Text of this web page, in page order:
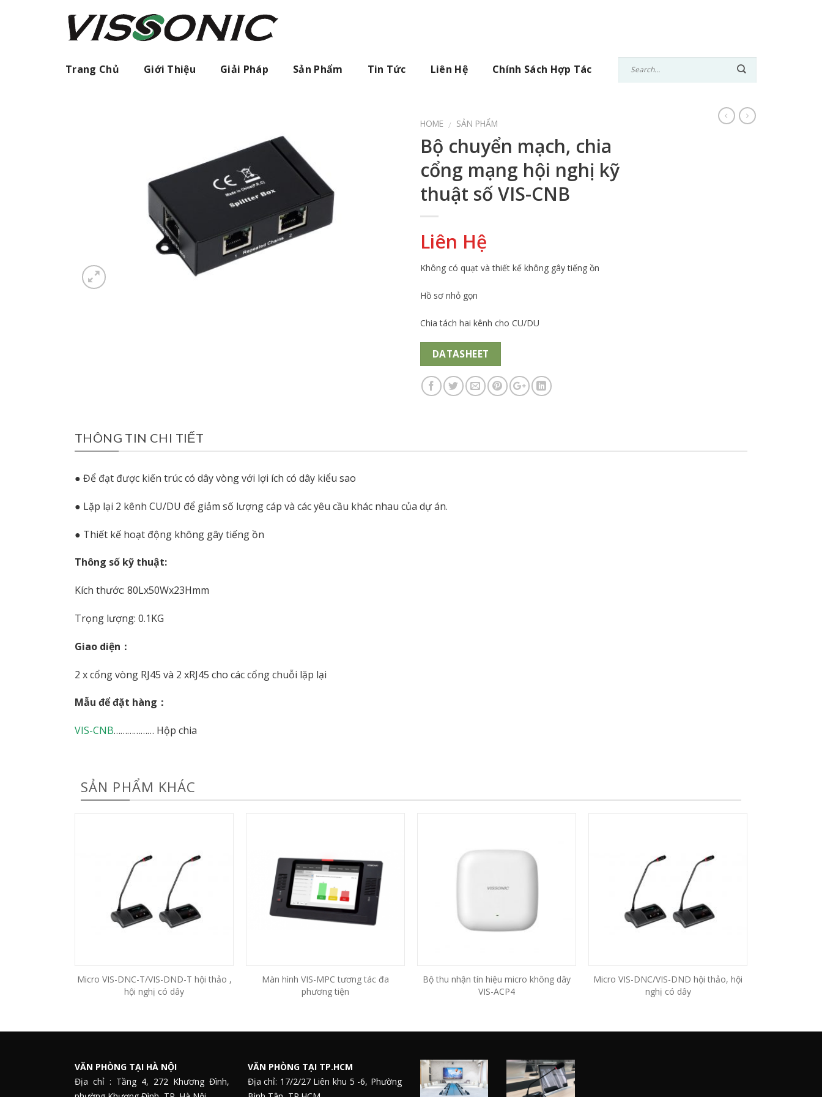
Trang Chủ Giới Thiệu Giải Pháp Sản Phẩm Tin Tức Liên Hệ Chính Sách Hợp Tác
HOME / SẢN PHẨM
Bộ chuyển mạch, chia
cổng mạng hội nghị kỹ
thuật số VIS-CNB
Liên Hệ
Không có quạt và thiết kế không gây tiếng ồn
Hồ sơ nhỏ gọn
Chia tách hai kênh cho CU/DU
DATASHEET
THÔNG TIN CHI TIẾT
● Để đạt được kiến ​​trúc có dây vòng với lợi ích có dây kiểu sao
● Lặp lại 2 kênh CU/DU để giảm số lượng cáp và các yêu cầu khác nhau của dự án.
● Thiết kế hoạt động không gây tiếng ồn
Thông số kỹ thuật:
Kích thước: 80Lx50Wx23Hmm
Trọng lượng: 0.1KG
Giao diện：
2 x cổng vòng RJ45 và 2 xRJ45 cho các cổng chuỗi lặp lại
Mẫu để đặt hàng：
VIS-CNB……………… Hộp chia
SẢN PHẨM KHÁC
Micro VIS-DNC-T/VIS-DND-T hội thảo ,
hội nghị có dây
Màn hình VIS-MPC tương tác đa
phương tiện
Bộ thu nhận tín hiệu micro không dây
VIS-ACP4
Micro VIS-DNC/VIS-DND hội thảo, hội
nghị có dây
VĂN PHÒNG TẠI HÀ NỘI
Địa chỉ : Tầng 4, 272 Khương Đình,
VĂN PHÒNG TẠI TP.HCM
Địa chỉ: 17/2/27 Liên khu 5 -6, Phường